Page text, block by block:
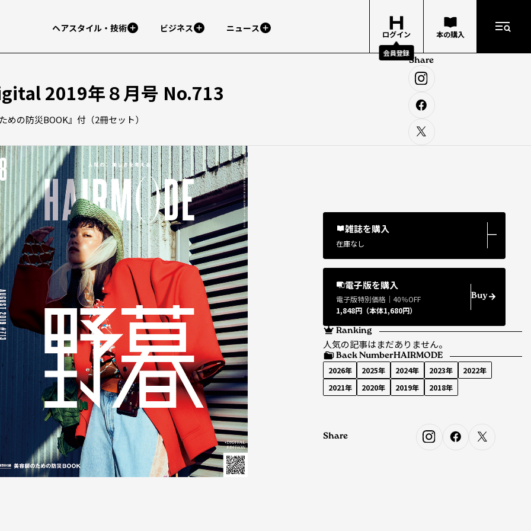
ヘアスタイル・技術 ビジネス ニュース
ログイン
会員登録
本の購入
2019年８月号 No.713
の防災BOOK』付（2冊セット）
Share
雑誌を購入
在庫なし
―
電子版を購入
電子版特別価格｜40％OFF
1,848円（本体1,680円）
Buy
Ranking
人気の記事はまだありません。
Back NumberHAIRMODE
2026年 2025年 2024年 2023年
2022年
2021年
2020年 2019年 2018年
Share